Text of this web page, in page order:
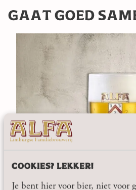
COOKIES? LEKKER!
Je bent hier voor bier, niet voor
GAAT GOED